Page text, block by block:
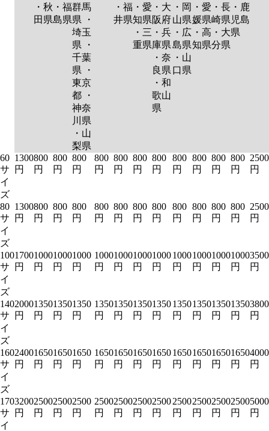
・秋
田県
・福
島県
群馬
県 ・
埼玉
県 ・
千葉
県 ・
東京
都 ・
神奈
川県
・山
梨県
・福
井県
・愛
知県
・三
重県
・大
阪府
・兵
庫県
・奈
良県
・和
歌山
県
・岡
山県
・広
島県
・山
口県
・愛
媛県
・高
知県
・長
崎県
・大
分県
・鹿
児島
県
60
サ
イ
ズ
1300
円
800
円
800
円
800
円
800
円
800
円
800
円
800
円
800
円
800
円
800
円
800
円
2500
円
80
サ
イ
ズ
1300
円
800
円
800
円
800
円
800
円
800
円
800
円
800
円
800
円
800
円
800
円
800
円
2500
円
100
サ
イ
ズ
1700
円
1000
円
1000
円
1000
円
1000
円
1000
円
1000
円
1000
円
1000
円
1000
円
1000
円
1000
円
3500
円
140
サ
イ
ズ
2000
円
1350
円
1350
円
1350
円
1350
円
1350
円
1350
円
1350
円
1350
円
1350
円
1350
円
1350
円
3800
円
160
サ
イ
ズ
2400
円
1650
円
1650
円
1650
円
1650
円
1650
円
1650
円
1650
円
1650
円
1650
円
1650
円
1650
円
4000
円
170
サ
イ
3200
円
2500
円
2500
円
2500
円
2500
円
2500
円
2500
円
2500
円
2500
円
2500
円
2500
円
2500
円
5000
円